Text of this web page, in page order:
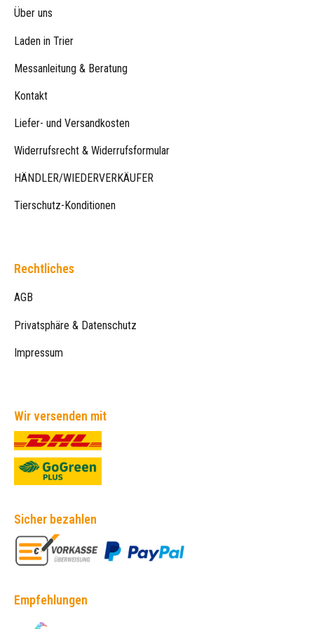
Über uns
Laden in Trier
Messanleitung & Beratung
Kontakt
Liefer- und Versandkosten
Widerrufsrecht & Widerrufsformular
HÄNDLER/WIEDERVERKÄUFER
Tierschutz-Konditionen
Rechtliches
AGB
Privatsphäre & Datenschutz
Impressum
Wir versenden mit
Sicher bezahlen
Empfehlungen